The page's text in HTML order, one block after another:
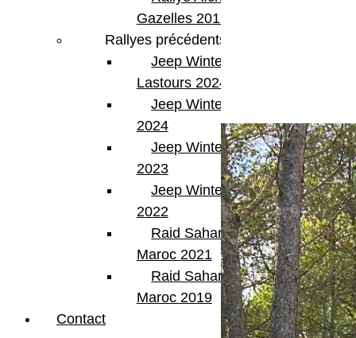
Gazelles 2017
Rallyes précédents
Jeep Winter
Lastours 2024
Jeep Winter Tour
2024
Jeep Winter Tour
2023
Jeep Winter Tour
2022
Raid Sahara Tour
Maroc 2021
Raid Sahara Tour
Maroc 2019
Contact